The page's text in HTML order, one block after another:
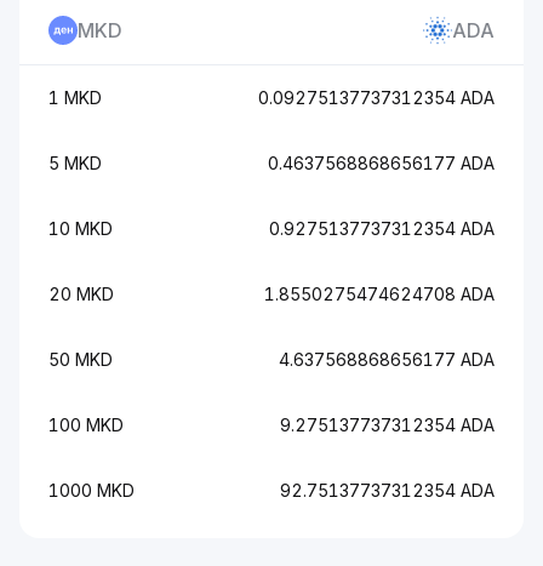
MKD ADA
1 MKD 0.09275137737312354 ADA
5 MKD 0.4637568868656177 ADA
10 MKD 0.9275137737312354 ADA
20 MKD 1.8550275474624708 ADA
50 MKD 4.637568868656177 ADA
100 MKD 9.275137737312354 ADA
1000 MKD 92.75137737312354 ADA